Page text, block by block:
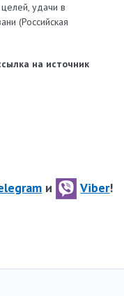
удачи в
(Российская
на источник
и Viber!